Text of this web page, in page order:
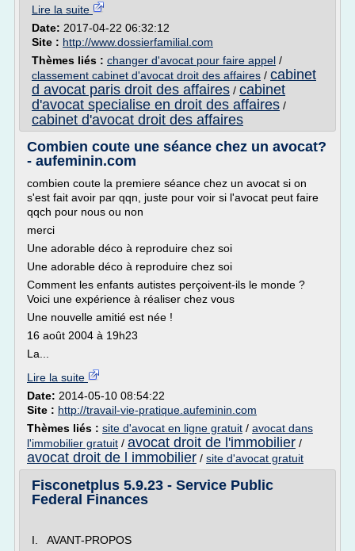
Lire la suite
Date: 2017-04-22 06:32:12
Site : http://www.dossierfamilial.com
Thèmes liés : changer d'avocat pour faire appel /
classement cabinet d'avocat droit des affaires / cabinet
d avocat paris droit des affaires / cabinet
d'avocat specialise en droit des affaires /
cabinet d'avocat droit des affaires
Combien coute une séance chez un avocat?
- aufeminin.com
combien coute la premiere séance chez un avocat si on
s'est fait avoir par qqn, juste pour voir si l'avocat peut faire
qqch pour nous ou non
merci
Une adorable déco à reproduire chez soi
Une adorable déco à reproduire chez soi
Comment les enfants autistes perçoivent-ils le monde ?
Voici une expérience à réaliser chez vous
Une nouvelle amitié est née !
16 août 2004 à 19h23
La...
Lire la suite
Date: 2014-05-10 08:54:22
Site : http://travail-vie-pratique.aufeminin.com
Thèmes liés : site d'avocat en ligne gratuit / avocat dans
l'immobilier gratuit / avocat droit de l'immobilier /
avocat droit de l immobilier / site d'avocat gratuit
Fisconetplus 5.9.23 - Service Public
Federal Finances
I. AVANT-PROPOS